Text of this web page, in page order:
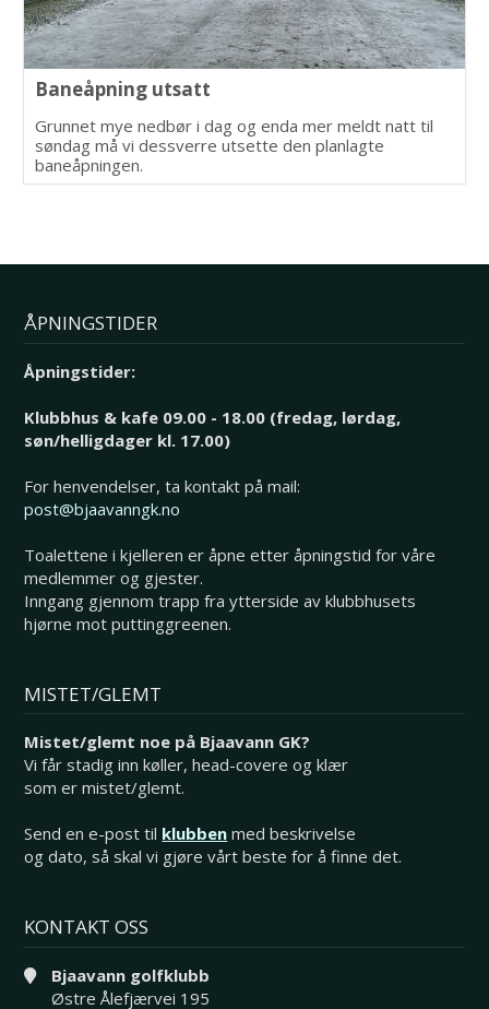
Baneåpning utsatt
Grunnet mye nedbør i dag og enda mer meldt natt til
søndag må vi dessverre utsette den planlagte
baneåpningen.
ÅPNINGSTIDER
Åpningstider:
Klubbhus & kafe 09.00 - 18.00 (fredag, lørdag,
søn/helligdager kl. 17.00)
For henvendelser, ta kontakt på mail:
post@bjaavanngk.no
Toalettene i kjelleren er åpne etter åpningstid for våre
medlemmer og gjester.
Inngang gjennom trapp fra ytterside av klubbhusets
hjørne mot puttinggreenen.
MISTET/GLEMT
Mistet/glemt noe på Bjaavann GK?
Vi får stadig inn køller, head-covere og klær
som er mistet/glemt.
Send en e-post til klubben med beskrivelse
og dato, så skal vi gjøre vårt beste for å finne det.
KONTAKT OSS
Bjaavann golfklubb
Østre Ålefjærvei 195